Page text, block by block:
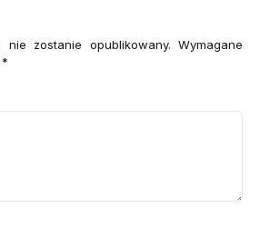
zostanie opublikowany. Wymagane
*